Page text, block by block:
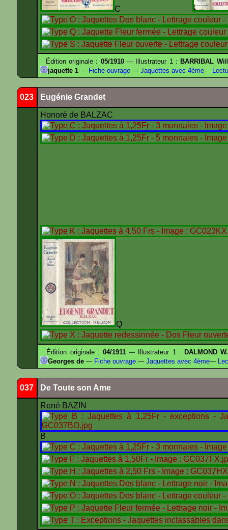
C
Édition originale : 05/1910--- Illustrateur 1 : BARRIBAL
jaquette 1 --- Fiche ouvrage --- Jaquettes avec 4ème---
023 Eugénie Grandet
Honoré de BALZAC
Édition originale :04/1911 --- Illustrateur 1 : DALMOND W.
Georges de --- Fiche ouvrage --- Jaquettes avec 4ème---
037 De Toute son Ame
René BAZIN
B